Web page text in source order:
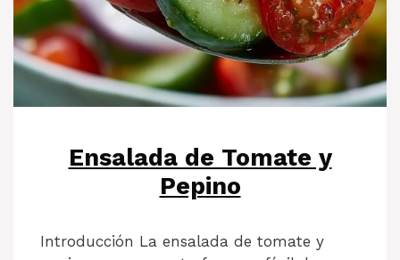
Ensalada de Tomate y
Pepino
Introducción La ensalada de tomate y